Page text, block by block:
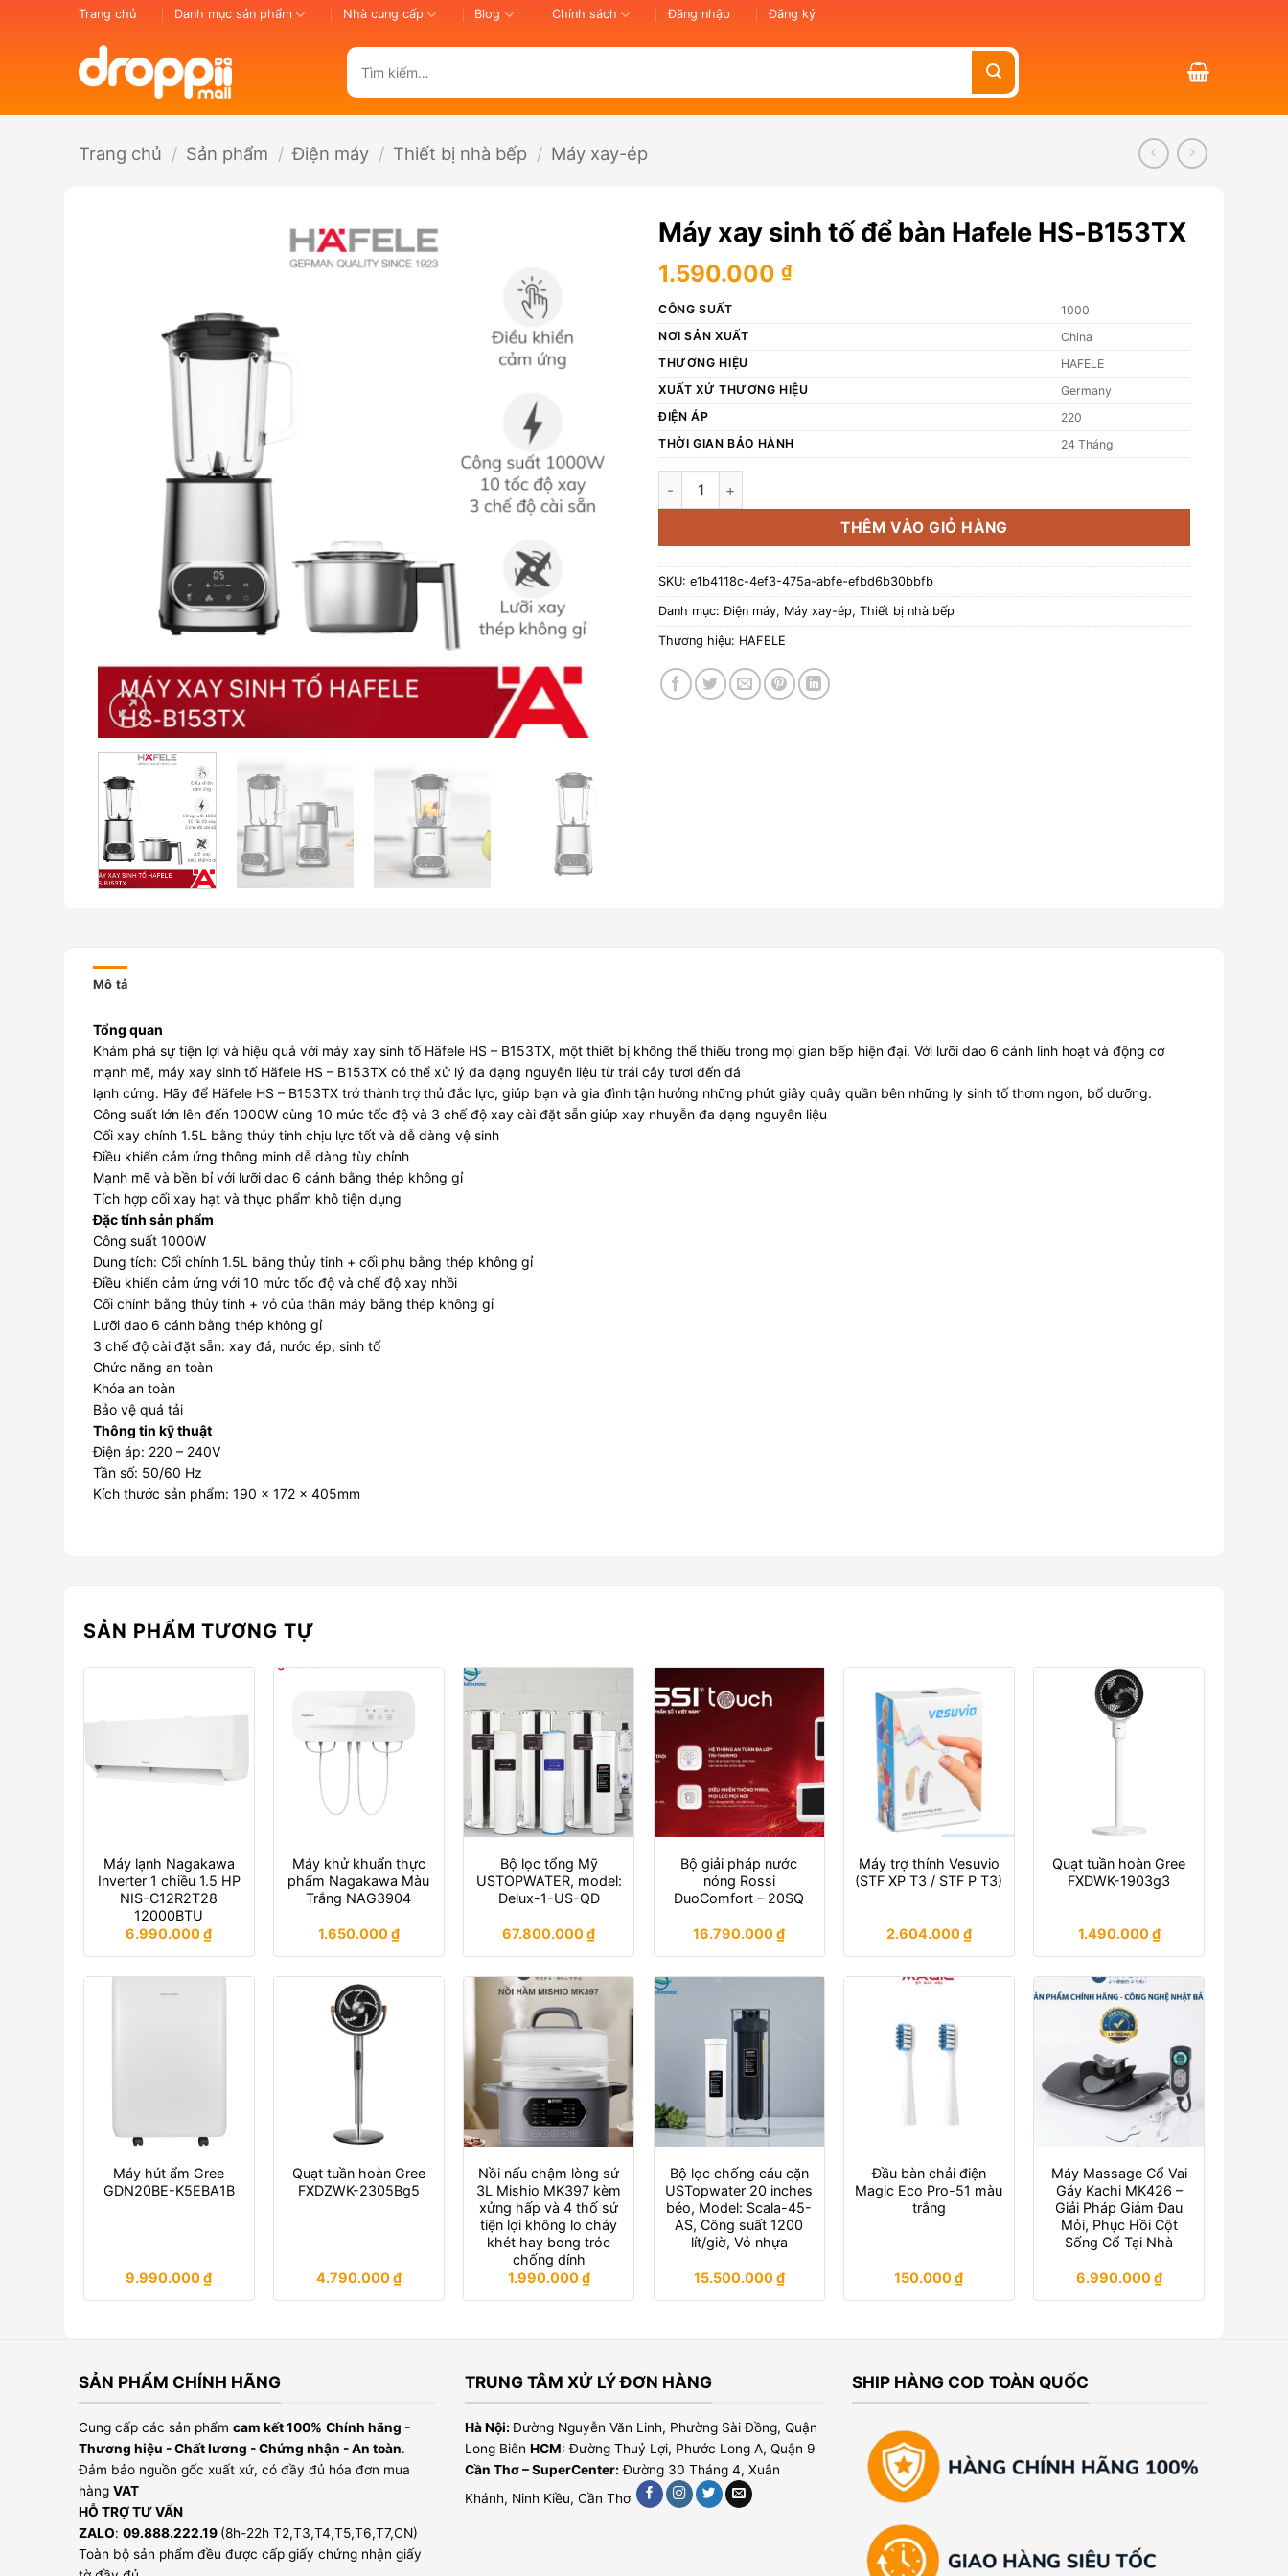
Trang chủ Danh mục sản phẩm Nhà cung cấp Blog Chính sách Đăng nhập Đăng ký
kiếm:
Trang chủ / Sản phẩm / Điện máy / Thiết bị nhà bếp / Máy xay-ép
Máy xay sinh tố để bàn Hafele HS-B153TX
1.590.000 ₫
CÔNG SUẤT
1000
NƠI SẢN XUẤT
China
THƯƠNG HIỆU
HAFELE
XUẤT XỨ THƯƠNG HIỆU
Germany
ĐIỆN ÁP
220
THỜI GIAN BẢO HÀNH
24 Tháng
Máy xay sinh tố để bàn Hafele HS-B153TX số lượng
THÊM VÀO GIỎ HÀNG
SKU: e1b4118c-4ef3-475a-abfe-efbd6b30bbfb
Danh mục:Điện máy, Máy xay-ép, Thiết bị nhà bếp
Thương hiệu: HAFELE
Mô tả
Tổng quan
Khám phá sự tiện lợi và hiệu quả với máy xay sinh tố Häfele HS – B153TX, một thiết bị không thể thiếu trong mọi gian bếp hiện đại. Với lưỡi dao 6 cánh linh hoạt và động cơ
mạnh mẽ, máy xay sinh tố Häfele HS – B153TX có thể xử lý đa dạng nguyên liệu từ trái cây tươi đến đá
lạnh cứng. Hãy để Häfele HS – B153TX trở thành trợ thủ đắc lực, giúp bạn và gia đình tận hưởng những phút giây quây quần bên những ly sinh tố thơm ngon, bổ dưỡng.
Công suất lớn lên đến 1000W cùng 10 mức tốc độ và 3 chế độ xay cài đặt sẵn giúp xay nhuyễn đa dạng nguyên liệu
Cối xay chính 1.5L bằng thủy tinh chịu lực tốt và dễ dàng vệ sinh
Điều khiển cảm ứng thông minh dễ dàng tùy chỉnh
Mạnh mẽ và bền bỉ với lưỡi dao 6 cánh bằng thép không gỉ
Tích hợp cối xay hạt và thực phẩm khô tiện dụng
Đặc tính sản phẩm
Công suất 1000W
Dung tích: Cối chính 1.5L bằng thủy tinh + cối phụ bằng thép không gỉ
Điều khiển cảm ứng với 10 mức tốc độ và chế độ xay nhồi
Cối chính bằng thủy tinh + vỏ của thân máy bằng thép không gỉ
Lưỡi dao 6 cánh bằng thép không gỉ
3 chế độ cài đặt sẵn: xay đá, nước ép, sinh tố
Chức năng an toàn
Khóa an toàn
Bảo vệ quá tải
Thông tin kỹ thuật
Điện áp: 220 – 240V
Tần số: 50/60 Hz
Kích thước sản phẩm: 190 x 172 x 405mm
SẢN PHẨM TƯƠNG TỰ
Máy lạnh Nagakawa
Inverter 1 chiều 1.5 HP
NIS-C12R2T28
12000BTU
6.990.000₫
Máy khử khuẩn thực
phẩm Nagakawa Màu
Trắng NAG3904
1.650.000₫
Bộ lọc tổng Mỹ
USTOPWATER, model:
Delux-1-US-QD
67.800.000₫
Bộ giải pháp nước
nóng Rossi
DuoComfort – 20SQ
16.790.000₫
Máy trợ thính Vesuvio
(STF XP T3 / STF P T3)
2.604.000₫
Quạt tuần hoàn Gree
FXDWK-1903g3
1.490.000₫
Máy hút ẩm Gree
GDN20BE-K5EBA1B
9.990.000₫
Quạt tuần hoàn Gree
FXDZWK-2305Bg5
4.790.000₫
Nồi nấu chậm lòng sứ
3L Mishio MK397 kèm
xửng hấp và 4 thố sứ
tiện lợi không lo cháy
khét hay bong tróc
chống dính
1.990.000₫
Bộ lọc chống cáu cặn
USTopwater 20 inches
béo, Model: Scala-45-
AS, Công suất 1200
lít/giờ, Vỏ nhựa
15.500.000₫
Đầu bàn chải điện
Magic Eco Pro-51 màu
trắng
150.000₫
Máy Massage Cổ Vai
Gáy Kachi MK426 –
Giải Pháp Giảm Đau
Mỏi, Phục Hồi Cột
Sống Cổ Tại Nhà
6.990.000₫
SẢN PHẨM CHÍNH HÃNG
Cung cấp các sản phẩm cam kết 100% Chính hãng -
Thương hiệu - Chất lương - Chứng nhận - An toàn.
Đảm bảo nguồn gốc xuất xứ, có đầy đủ hóa đơn mua
hàng VAT
HỖ TRỢ TƯ VẤN
ZALO: 09.888.222.19 (8h-22h T2,T3,T4,T5,T6,T7,CN)
Toàn bộ sản phẩm đều được cấp giấy chứng nhận giấy
TRUNG TÂM XỬ LÝ ĐƠN HÀNG
Hà Nội:Đường Nguyễn Văn Linh, Phường Sài Đồng, Quận
Long BiênHCM: Đường Thuỷ Lợi, Phước Long A, Quận 9
Cần Thơ – SuperCenter: Đường 30 Tháng 4, Xuân
Khánh, Ninh Kiều, Cần Thơ
SHIP HÀNG COD TOÀN QUỐC